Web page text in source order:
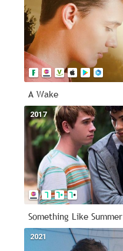
A Wake
2017
Something Like Summer
2021